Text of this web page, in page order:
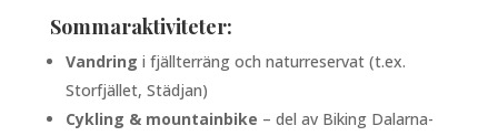
Sommaraktiviteter:
Vandring i fjällterräng och naturreservat (t.ex.
Storfjället, Städjan)
Cykling & mountainbike – del av Biking Dalarna-